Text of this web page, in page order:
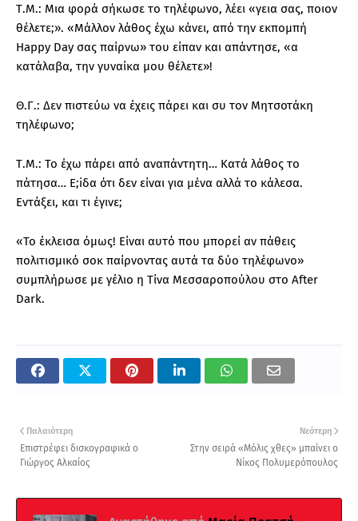
Τ.Μ.: Μια φορά σήκωσε το τηλέφωνο, λέει «γεια σας, ποιον
θέλετε;». «Μάλλον λάθος έχω κάνει, από την εκπομπή
Happy Day σας παίρνω» του είπαν και απάντησε, «α
κατάλαβα, την γυναίκα μου θέλετε»!
Θ.Γ.: Δεν πιστεύω να έχεις πάρει και συ τον Μητσοτάκη
τηλέφωνο;
Τ.Μ.: Το έχω πάρει από αναπάντητη… Κατά λάθος το
πάτησα… Ε;iδα ότι δεν είναι για μένα αλλά το κάλεσα.
Εντάξει, και τι έγινε;
«Το έκλεισα όμως! Είναι αυτό που μπορεί αν πάθεις
πολιτισμικό σοκ παίρνοντας αυτά τα δύο τηλέφωνο»
συμπλήρωσε με γέλιο η Τίνα Μεσσαροπούλου στο After
Dark.
Νεότερη
Στην σειρά «Μόλις χθες» μπαίνει ο
Νίκος Πολυμερόπουλος
Παλαιότερη
Επιστρέφει δισκογραφικά ο
Γιώργος Αλκαίος